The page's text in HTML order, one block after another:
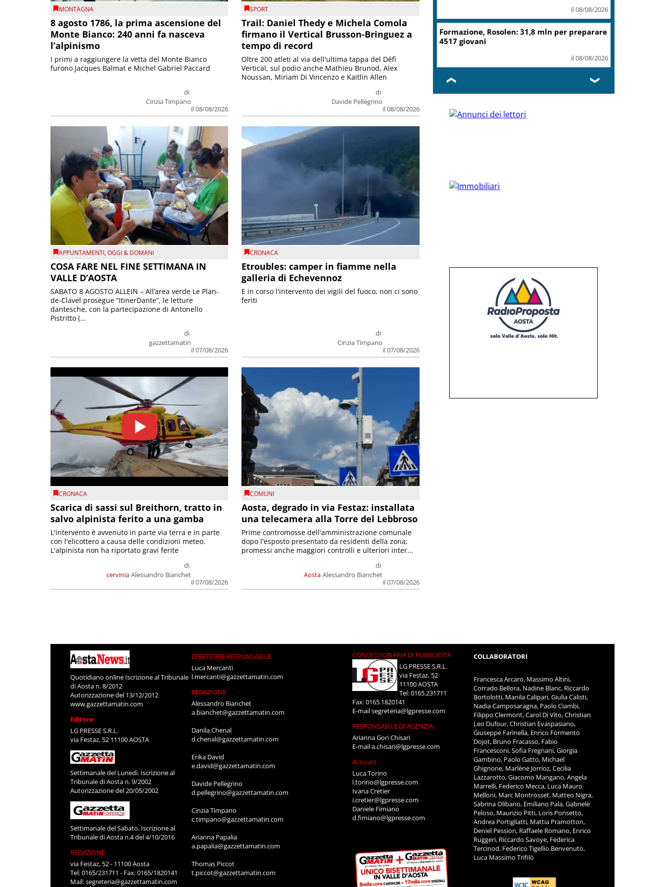
MONTAGNA
8 agosto 1786, la prima ascensione del
Monte Bianco: 240 anni fa nasceva
l’alpinismo
di
Cinzia Timpano
il 08/08/2026
I primi a raggiungere la vetta del Monte Bianco
furono Jacques Balmat e Michel Gabriel Paccard
SPORT
Trail: Daniel Thedy e Michela Comola
firmano il Vertical Brusson-Bringuez a
tempo di record
di
Davide Pellegrino
il 08/08/2026
Oltre 200 atleti al via dell'ultima tappa del Défì
Vertical, sul podio anche Mathieu Brunod, Alex
Noussan, Miriam Di Vincenzo e Kaitlin Allen
APPUNTAMENTI,OGGI & DOMANI
COSA FARE NEL FINE SETTIMANA IN
VALLE D’AOSTA
di
gazzettamatin
il 07/08/2026
SABATO 8 AGOSTO ALLEIN – All’area verde Le Plan-
de-Clavel prosegue “ItinerDante”, le letture
dantesche, con la partecipazione di Antonello
Pistritto (...
CRONACA
Etroubles: camper in fiamme nella
galleria di Echevennoz
di
Cinzia Timpano
il 07/08/2026
E in corso l'intervento dei vigili del fuoco, non ci sono
feriti
CRONACA
Scarica di sassi sul Breithorn, tratto in
salvo alpinista ferito a una gamba
cervinia
di
Alessandro Bianchet
il 07/08/2026
L'intervento è avvenuto in parte via terra e in parte
con l'elicottero a causa delle condizioni meteo.
L'alpinista non ha riportato gravi ferite
COMUNI
Aosta, degrado in via Festaz: installata
una telecamera alla Torre del Lebbroso
Aosta
di
Alessandro Bianchet
il 07/08/2026
Prime contromosse dell'amministrazione comunale
dopo l'esposto presentato da residenti della zona;
promessi anche maggiori controlli e ulteriori inter...
il 08/08/2026
Formazione, Rosolen: 31,8 mln per preparare
4517 giovani
il 08/08/2026
❮ ❯
Quotidiano online Iscrizione al Tribunale
di Aosta n. 8/2012
Autorizzazione del 13/12/2012
www.gazzettamatin.com
Editore
LG PRESSE S.R.L.
via Festaz, 52 11100 AOSTA
Settimanale del Lunedì. Iscrizione al
Tribunale di Aosta n. 9/2002
Autorizzazione del 20/05/2002
Settimanale del Sabato. Iscrizione al
Tribunale di Aosta n.4 del 4/10/2016
REDAZIONE
via Festaz, 52 - 11100 Aosta
Tel: 0165/231711 - Fax: 0165/1820141
Mail:segreteria@gazzettamatin.com
DIRETTORE RESPONSABILE
Luca Mercanti
l.mercanti@gazzettamatin.com
REDAZIONE
Alessandro Bianchet
a.bianchet@gazzettamatin.com
Danila Chenal
d.chenal@gazzettamatin.com
Erika David
e.david@gazzettamatin.com
Davide Pellegrino
d.pellegrino@gazzettamatin.com
Cinzia Timpano
c.timpano@gazzettamatin.com
Arianna Papalia
a.papalia@gazzettamatin.com
Thomas Piccot
t.piccot@gazzettamatin.com
CONCESSIONARIA DI PUBBLICITÀ
LG PRESSE S.R.L.
via Festaz, 52
11100 AOSTA
Tel: 0165.231711
Fax: 0165.1820141
E-mailsegreteria@lgpresse.com
RESPONSABILE DI AGENZIA
Arianna Gori Chisari
E-maila.chisari@lgpresse.com
Account
Luca Torino
l.torino@lgpresse.com
Ivana Cretier
i.cretier@lgpresse.com
Daniele Fimiano
d.fimiano@lgpresse.com
COLLABORATORI
Francesca Arcaro, Massimo Altini,
Corrado Bellora, Nadine Blanc, Riccardo
Bortolotti, Manila Calipari, Giulia Calisti,
Nadia Camposaragna, Paolo Ciambi,
Filippo Clermont, Carol Di Vito, Christian
Leo Dufour, Christian Evaspasiano,
Giuseppe Farinella, Enrico Formento
Dojot, Bruno Fracasso, Fabio
Francesconi, Sofia Fregnani, Giorgia
Gambino, Paolo Gatto, Michael
Ghignone, Marlène Jorrioz, Cecilia
Lazzarotto, Giacomo Mangano, Angela
Marrelli, Federico Mecca, Luca Mauro
Melloni, Marc Montrosset, Matteo Nigra,
Sabrina Olibano, Emiliano Pala, Gabriele
Peloso, Maurizio Pitti, Loris Ponsetto,
Andrea Portigliatti, Mattia Pramotton,
Deniel Pession, Raffaele Romano, Enrico
Ruggeri, Riccardo Savoye, Federica
Tercinod, Federico Tigellio Benvenuto,
Luca Massimo Trifilò